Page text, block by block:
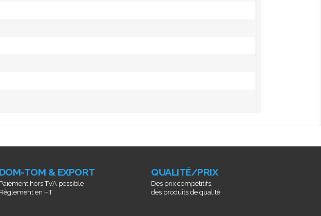
DOM-TOM & EXPORT
Paiement hors TVA possible
Règlement en HT
QUALITÉ/PRIX
Des prix compétitifs,
des produits de qualité